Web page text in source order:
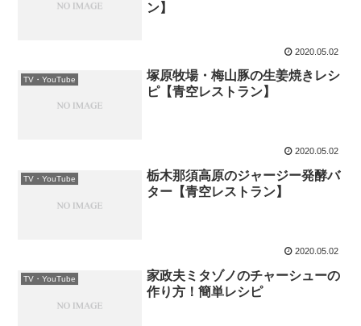
ン】
2020.05.02
TV・YouTube
塚原牧場・梅山豚の生姜焼きレシ
ピ【青空レストラン】
2020.05.02
TV・YouTube
栃木那須高原のジャージー発酵バ
ター【青空レストラン】
2020.05.02
TV・YouTube
家政夫ミタゾノのチャーシューの
作り方！簡単レシピ